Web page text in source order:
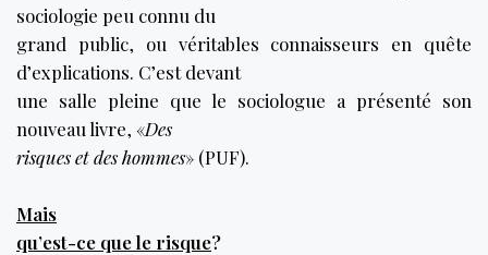
sociologie peu connu du
grand public, ou véritables connaisseurs en quête
d’explications. C’est devant
une salle pleine que le sociologue a présenté son
nouveau livre, «Des
risques et des hommes» (PUF).
Mais
qu’est-ce que le risque?